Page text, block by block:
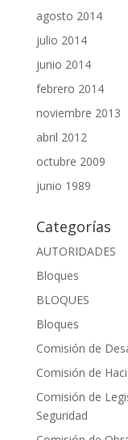
agosto 2014
julio 2014
junio 2014
febrero 2014
noviembre 2013
abril 2012
octubre 2009
junio 1989
Categorías
AUTORIDADES
Bloques
BLOQUES
Bloques
Comisión de
Comisión de
Comisión de
Seguridad